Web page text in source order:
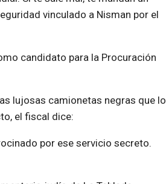
vinculado a Nisman por el
candidato para la Procuración
lujosas camionetas negras que lo
el fiscal dice:
por ese servicio secreto.